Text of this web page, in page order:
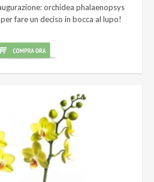
orchidea phalaenopsys
fare un deciso in bocca al lupo!